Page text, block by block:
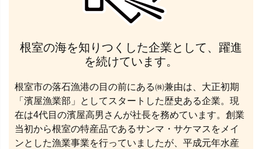
根室の海を知りつくした企業として、躍進
を続けています。
根室市の落石漁港の目の前にある㈱兼由は、大正初期
「濱屋漁業部」としてスタートした歴史ある企業。現
在は4代目の濱屋高男さんが社長を務めています。創業
当初から根室の特産品であるサンマ・サケマスをメイ
ンとした漁業事業を行っていましたが、平成元年水産